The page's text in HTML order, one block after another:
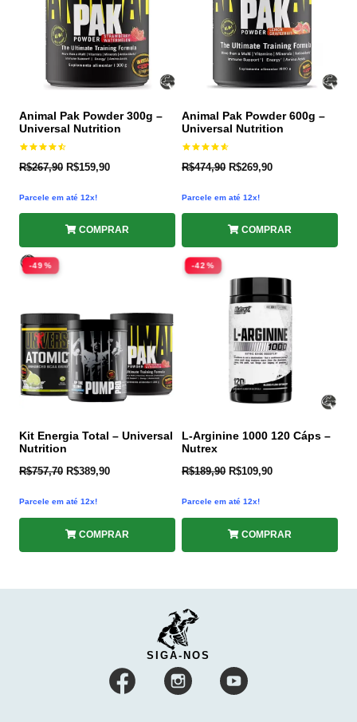
Animal Pak Powder 300g –
Universal Nutrition
Avaliação
4.50
R$267,90 R$159,90
Parcele em até 12x!
COMPRAR
Animal Pak Powder 600g –
Universal Nutrition
Avaliação
4.60
R$474,90 R$269,90
Parcele em até 12x!
COMPRAR
-49%
Kit Energia Total – Universal
Nutrition
R$757,70 R$389,90
Parcele em até 12x!
COMPRAR
-42%
L-Arginine 1000 120 Cáps –
Nutrex
R$189,90 R$109,90
Parcele em até 12x!
COMPRAR
SIGA-NOS